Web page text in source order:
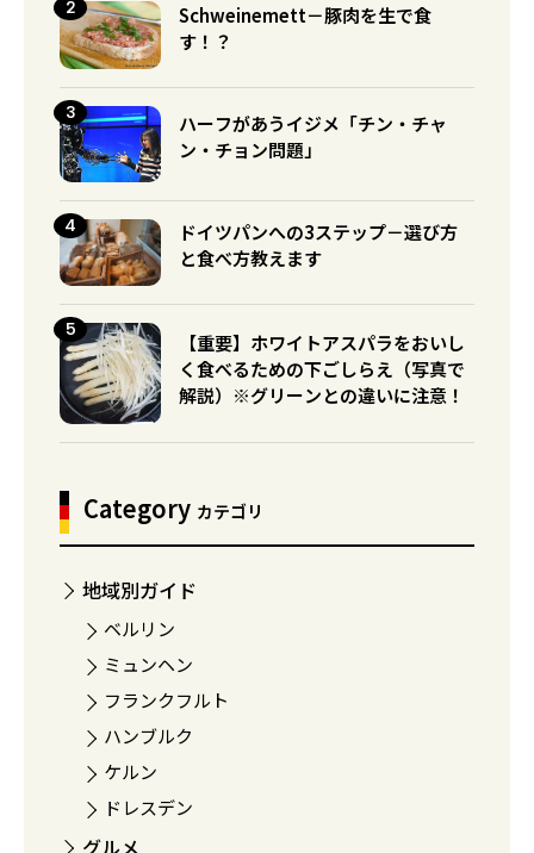
Schweinemett－豚肉を生で食
す！？
ハーフがあうイジメ「チン・チャ
ン・チョン問題」
ドイツパンへの3ステップ－選び方
と食べ方教えます
【重要】ホワイトアスパラをおいし
く食べるための下ごしらえ（写真で
解説）※グリーンとの違いに注意！
Category カテゴリ
地域別ガイド
ベルリン
ミュンヘン
フランクフルト
ハンブルク
ケルン
ドレスデン